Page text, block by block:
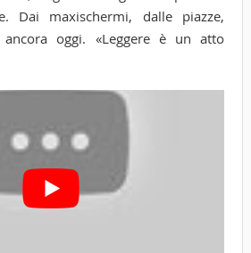
Dai maxischermi, dalle piazze,
oggi. «Leggere è un atto